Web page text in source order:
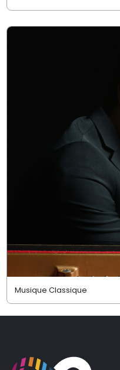
Musique Classique